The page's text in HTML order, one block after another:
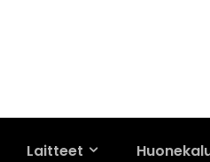
Laitteet